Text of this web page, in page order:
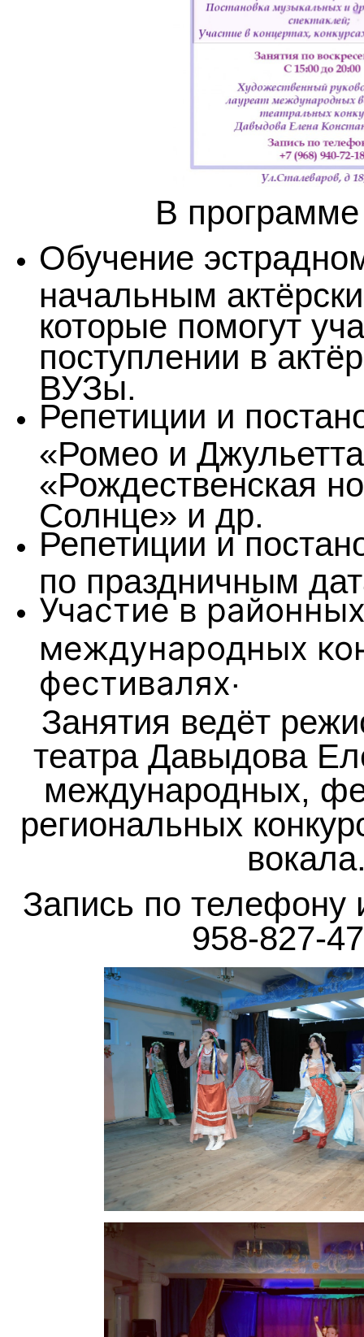
В программе
Обучение
начальным
которые помогут
поступлении в
ВУЗы.
Репетиции и
«Ромео и
«Рождественская
Солнце» и др.
Репетиции и
по праздничным
Участие в
международных
фестивалях.
Занятия ведёт
театра Давыдова
международных,
региональных
Запись по телефону
958-827-